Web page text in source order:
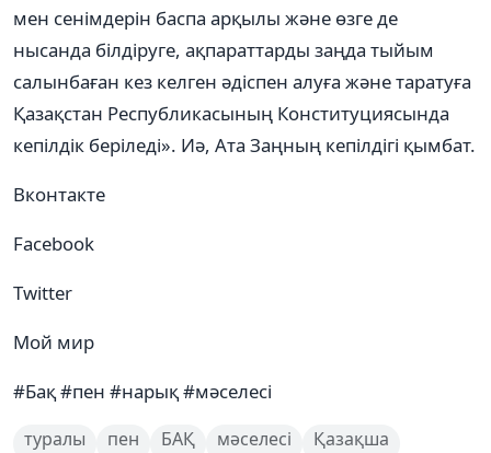
мен сенімдерін баспа арқылы және өзге де
нысанда білдіруге, ақпараттарды заңда тыйым
салынбаған кез келген әдіспен алуға және таратуға
Қазақстан Республикасының Конституциясында
кепілдік беріледі». Иә, Ата Заңның кепілдігі қымбат.
Вконтакте
Facebook
Twitter
Мой мир
#Бақ #пен #нарық #мәселесі
туралы пен БАҚ мәселесі
Қазақша